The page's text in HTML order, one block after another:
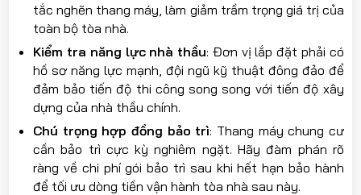
tắc nghẽn thang máy, làm giảm trầm trọng giá trị của
toàn bộ tòa nhà.
Kiểm tra năng lực nhà thầu: Đơn vị lắp đặt phải có
hồ sơ năng lực mạnh, đội ngũ kỹ thuật đông đảo để
đảm bảo tiến độ thi công song song với tiến độ xây
dựng của nhà thầu chính.
Chú trọng hợp đồng bảo trì: Thang máy chung cư
cần bảo trì cực kỳ nghiêm ngặt. Hãy đàm phán rõ
ràng về chi phí gói bảo trì sau khi hết hạn bảo hành
để tối ưu dòng tiền vận hành tòa nhà sau này.